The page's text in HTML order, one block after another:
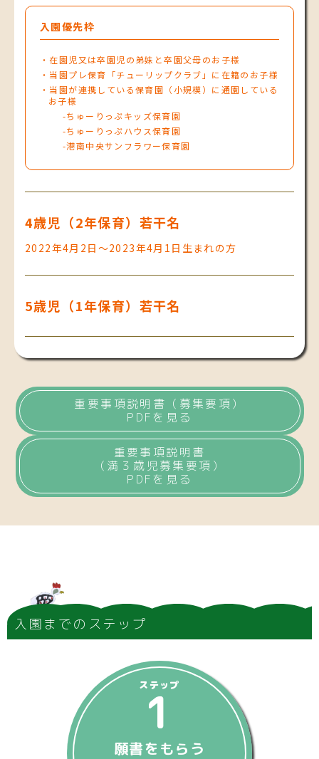
入園優先枠
在園児又は卒園児の弟妹と卒園父母のお子様
当園プレ保育「チューリップクラブ」に在籍のお子様
当園が連携している保育園（小規模）に通園している
お子様
ちゅーりっぷキッズ保育園
ちゅーりっぷハウス保育園
港南中央サンフラワー保育園
4歳児（2年保育）若干名
2022年4月2日～2023年4月1日生まれの方
5歳児（1年保育）若干名
重要事項説明書（募集要項）
PDFを見る
重要事項説明書
（満３歳児募集要項）
PDFを見る
入園までのステップ
ステップ
1
願書をもらう